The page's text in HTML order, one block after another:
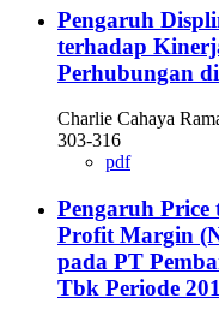
Pengaruh
terhadap
Perhubungan
Charlie Cahaya
303-316
pdf
Pengaruh Price
Profit Margin
pada PT
Tbk Periode